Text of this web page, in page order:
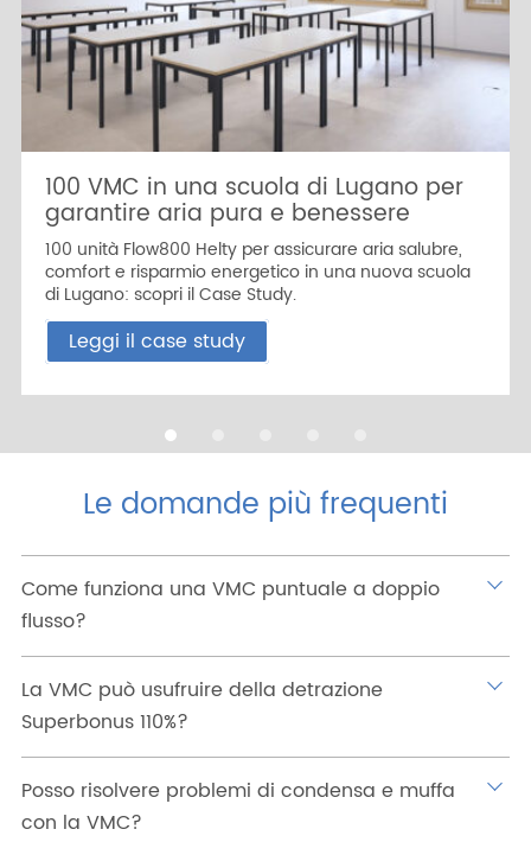
100 VMC in una scuola di Lugano per
garantire aria pura e benessere
100 unità Flow800 Helty per assicurare aria salubre,
comfort e risparmio energetico in una nuova scuola
di Lugano: scopri il Case Study.
Leggi il case study
Le domande più frequenti
Come funziona una VMC puntuale a doppio
flusso?
La VMC può usufruire della detrazione
Superbonus 110%?
Posso risolvere problemi di condensa e muffa
con la VMC?